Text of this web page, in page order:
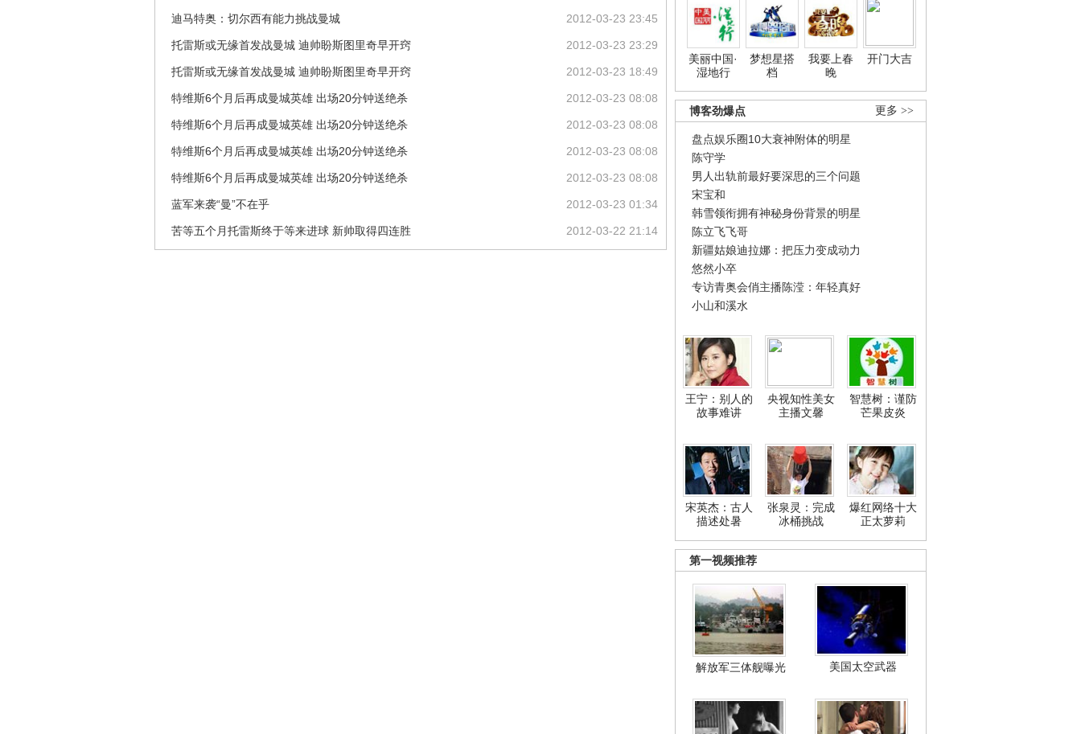
美丽中国·
湿地行
梦想星搭
档
我要上春
晚
开门大吉
更多 >>
博客劲爆点
盘点娱乐圈10大衰神附体的明星
陈守学
男人出轨前最好要深思的三个问题
宋宝和
韩雪领衔拥有神秘身份背景的明星
陈立飞飞哥
新疆姑娘迪拉娜：把压力变成动力
悠然小卒
专访青奥会俏主播陈滢：年轻真好
小山和溪水
王宁：别人的
故事难讲
央视知性美女
主播文馨
智慧树：谨防
芒果皮炎
宋英杰：古人
描述处暑
张泉灵：完成
冰桶挑战
爆红网络十大
正太萝莉
第一视频推荐
解放军三体舰曝光 美国太空武器
2012-03-23 23:45
迪马特奥：切尔西有能力挑战曼城
2012-03-23 23:29
托雷斯或无缘首发战曼城 迪帅盼斯图里奇早开窍
2012-03-23 18:49
托雷斯或无缘首发战曼城 迪帅盼斯图里奇早开窍
2012-03-23 08:08
特维斯6个月后再成曼城英雄 出场20分钟送绝杀
2012-03-23 08:08
特维斯6个月后再成曼城英雄 出场20分钟送绝杀
2012-03-23 08:08
特维斯6个月后再成曼城英雄 出场20分钟送绝杀
2012-03-23 08:08
特维斯6个月后再成曼城英雄 出场20分钟送绝杀
2012-03-23 01:34
蓝军来袭“曼”不在乎
2012-03-22 21:14
苦等五个月托雷斯终于等来进球 新帅取得四连胜